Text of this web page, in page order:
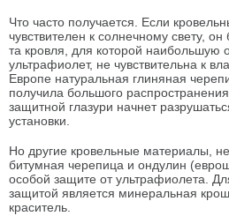
Что часто получается. Если
чувствителен к солнечному свету,
та кровля, для которой наибольшую
ультрафиолет, не чувствительна к
Европе натуральная глиняная
получила большого
защитной глазури начнет
установки.
Но другие кровельные материалы,
битумная черепица и ондулин
особой защите от ультрафиолета.
защитой является минеральная
краситель.